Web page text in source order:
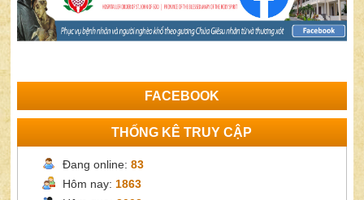
FACEBOOK
THỐNG KÊ TRUY CẬP
Đang online:83
Hôm nay:1863